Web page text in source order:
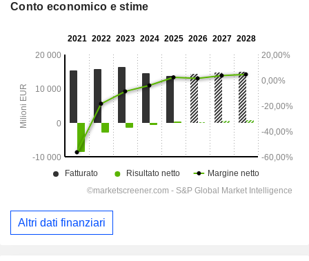
Conto economico e stime
Altri dati finanziari